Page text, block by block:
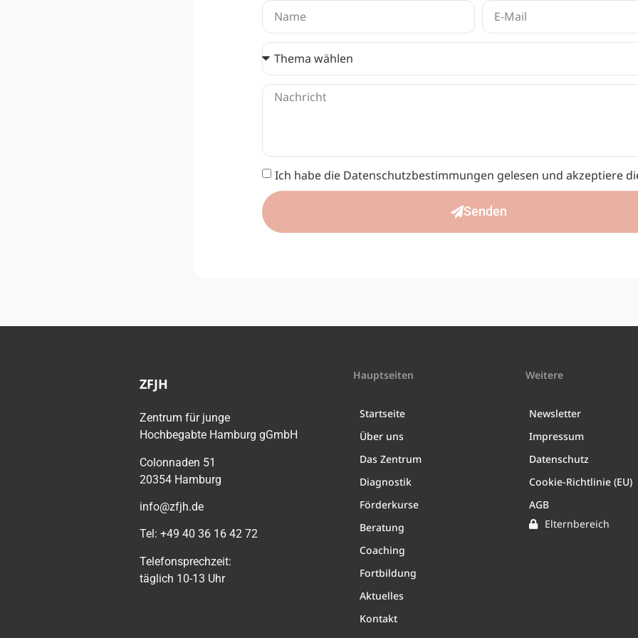
Ich habe die Datenschutzbestimmungen gelesen und akzeptiere
Senden
ZFJH
Hauptseiten Weitere
Zentrum für junge
Hochbegabte Hamburg gGmbH
Colonnaden 51
20354 Hamburg
info@zfjh.de
Tel: +49 40 36 16 42 72
Telefonsprechzeit:
täglich 10-13 Uhr
Startseite
Über uns
Das Zentrum
Diagnostik
Förderkurse
Beratung
Coaching
Fortbildung
Aktuelles
Kontakt
Newsletter
Impressum
Datenschutz
Cookie-Richtlinie (EU)
AGB
Elternbereich